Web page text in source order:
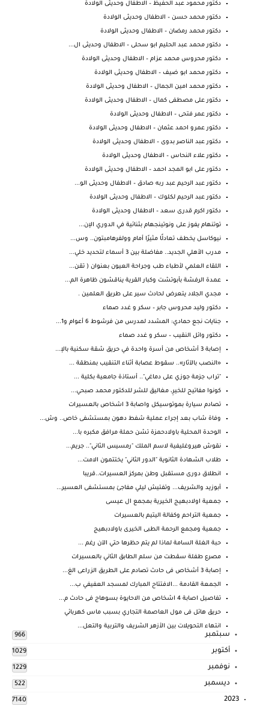
دكتور محمود عبد الحفيظ – الاطفال وحديثى الولادة
دكتور محمد حسن – الاطفال وحديثى الولادة
دكتور محمد رمضان – الاطفال وحديثى الولادة
دكتور محمد عبد الحليم ابو سحلى – الاطفال وحديثى ال...
دكتور محروس محمد عزام – الاطفال وحديثى الولادة
دكتور محمد ابو ضيف – الاطفال وحديثى الولادة
دكتور محمد امين الجمال – الاطفال وحديثى الولادة
دكتور على مصطفى كمال – الاطفال وحديثى الولادة
دكتور عمر فتحى – الاطفال وحديثى الولادة
دكتور عمرو احمد عثمان – الاطفال وحديثى الولادة
دكتور عبد الناصر بدوى – الاطفال وحديثى الولادة
دكتور علاء النحاس – الاطفال وحديثى الولادة
دكتور على ابو المجد احمد – الاطفال وحديثى الولادة
دكتور عبد الرحيم عبد ربه صادق – الاطفال وحديثى الو...
دكتور عبد الرحيم لكلوك – الاطفال وحديثى الولادة
دكتور اكرم قدرى سعد – الاطفال وحديثى الولادة
توتنهام يفوز على ونوتينجهام بثنائية في الدوري الإن...
نيوكاسل يخطف تعادلًا مثيرًا أمام وولفرهامبتون.. وس...
مدرب الأهلي الجديد.. مفاضلة بين 3 أسماء لتحديد خلي...
اللقاء العلمي لأطباء طب وجراحة العيون بعنوان ( تقن...
عمدة الرفشة بأبوتشت وكبار القرية يناقشون ظاهرة الم...
مجدي الجلاد يتعرض لحادث سير على طريق العلمين .
دكتور وليد محروس جابر – سكر و غدد صماء
جنايات نجع حمادي: المشدد لمدرس من فرشوط 6 أعوام و1...
دكتور وائل النقيب – سكر و غدد صماء
إصابة 3 أشخاص من أسرة واحدة في حريق شقة سكنية بالإ...
«النصب بالآثار».. سقوط عصابة أثناء التنقيب بمنطقة ...
‏"تراب جزمة جوزي على دماغي".. أستاذة جامعية بكلية ...
كونوا مفاتيح للخيرِ، مغاليق للشر للدكتور محمد صبحي...
تصادم سيارة بموتوسيكل واصابة 3 اشخاص بالعسيرات
وفاة شاب بعد إجراء عملية شفط دهون بمستشفى خاص.. وش...
الوحدة المحلية باولادحمزة تشن حملة مرافق مكبره با...
نقوش هيروغليفية لاسم الملك "رمسيس الثاني".. جريم...
طلاب الشهادة الثانوية "الدور الثاني" يختتمون الامت...
انطلاق دورى مستقبل وطن بمركز العسيرات..قريبا
أبوزيد والشريف... وتفتيش ليلي مفاجئ بمستشفى العسير...
جمعية اولادبهيج الخيرية بمجمع ال عيسى
جمعية التراحم وكفالة اليتيم بالعسيرات
جمعية ومجمع الرحمة الطبى الخيرى باولادبهيج
‏حبة الغلة السامة لماذا لم يتم حظرها حتي الآن رغم ...
مصرع طفلة سقطت من سلم الطابق الثاني بالعسيرات
إصابة 3 أشخاص فى حادث تصادم على الطريق الزراعى الغ...
الجمعة القادمة ...الافتتاح المبارك لمسجد العفيفي ب...
تفاصيل اصابة 4 اشخاص من الاحايوة بسوهاج فى حادث م...
حريق هائل فى مول العاصمة التجاري بسبب ماس كهربائي
انتهاء التحويلات بين الأزهر الشريف والتربية والتعل...
سبتمبر 966
أكتوبر 1029
نوفمبر 1229
ديسمبر 522
2023
7140